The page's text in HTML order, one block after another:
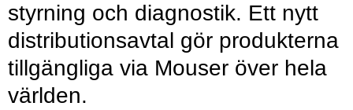
styrning och diagnostik. Ett nytt
distributionsavtal gör produkterna
tillgängliga via Mouser över hela
världen.